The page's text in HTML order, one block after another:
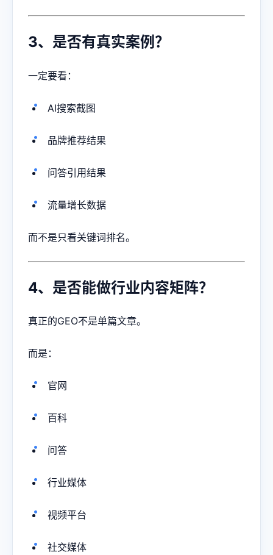
3、是否有真实案例？
一定要看：
AI搜索截图
品牌推荐结果
问答引用结果
流量增长数据
而不是只看关键词排名。
4、是否能做行业内容矩阵？
真正的GEO不是单篇文章。
而是：
官网
百科
问答
行业媒体
视频平台
社交媒体